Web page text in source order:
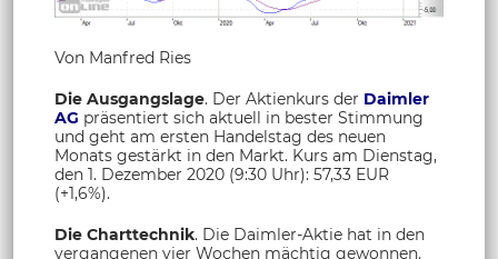
Von Manfred Ries
Die Ausgangslage. Der Aktienkurs der Daimler
AG präsentiert sich aktuell in bester Stimmung
und geht am ersten Handelstag des neuen
Monats gestärkt in den Markt. Kurs am Dienstag,
den 1. Dezember 2020 (9:30 Uhr): 57,33 EUR
(+1,6%).
Die Charttechnik. Die Daimler-Aktie hat in den
vergangenen vier Wochen mächtig gewonnen.